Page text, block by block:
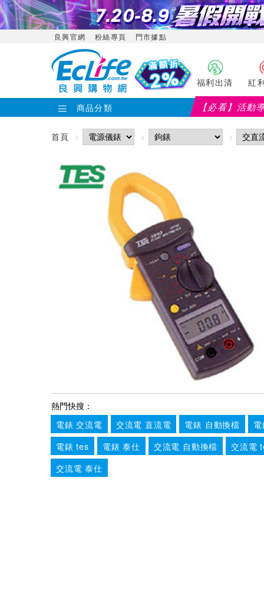
良興官網 粉絲專頁 門市據點
福利出清 紅
商品分類 【必看】活動
首頁
熱門快搜：
電錶 交流電
交流電 直流電 電錶 自動換檔
電錶 tes
電錶 泰仕 交流電 自動換檔
交流電
交流電 泰仕